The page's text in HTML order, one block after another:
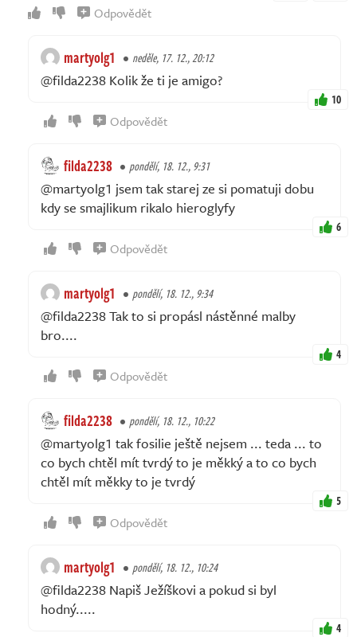
Odpovědět
martyolg1 neděle, 17. 12., 20:12
@filda2238 Kolik že ti je amigo?
10
Odpovědět
filda2238 pondělí, 18. 12., 9:31
@martyolg1 jsem tak starej ze si pomatuji dobu
kdy se smajlikum rikalo hieroglyfy
6
Odpovědět
martyolg1 pondělí, 18. 12., 9:34
@filda2238 Tak to si propásl nástěnné malby
bro....
4
Odpovědět
filda2238 pondělí, 18. 12., 10:22
@martyolg1 tak fosilie ještě nejsem ... teda ... to
co bych chtěl mít tvrdý to je měkký a to co bych
chtěl mít měkky to je tvrdý
5
Odpovědět
martyolg1 pondělí, 18. 12., 10:24
@filda2238 Napiš Ježíškovi a pokud si byl
hodný.....
4